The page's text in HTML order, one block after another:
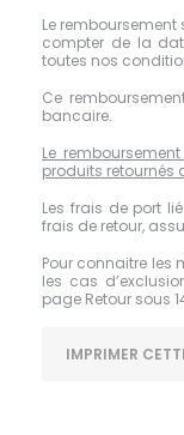
Le
compter de la
toutes nos
Ce
bancaire.
Le
produits retournés
Les frais de port
frais de retour,
Pour connaitre les
les cas
page Retour sous